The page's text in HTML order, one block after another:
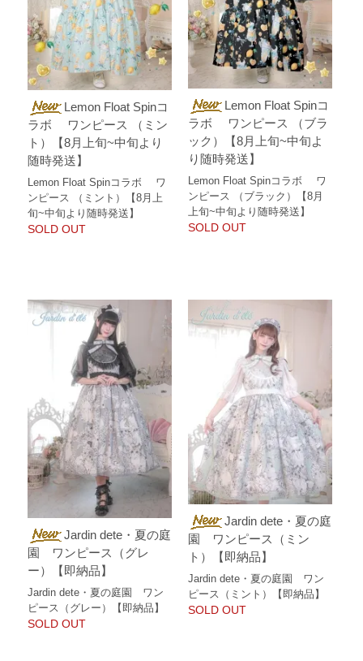
Lemon Float Spinコ
ラボ ワンピース （ミン
ト）【8月上旬~中旬より
随時発送】
Lemon Float Spinコラボ ワ
ンピース （ミント）【8月上
旬~中旬より随時発送】
SOLD OUT
Lemon Float Spinコ
ラボ ワンピース （ブラ
ック）【8月上旬~中旬よ
り随時発送】
Lemon Float Spinコラボ ワ
ンピース （ブラック）【8月
上旬~中旬より随時発送】
SOLD OUT
Jardin dete・夏の庭
園 ワンピース（グレ
ー）【即納品】
Jardin dete・夏の庭園 ワン
ピース（グレー）【即納品】
SOLD OUT
Jardin dete・夏の庭
園 ワンピース（ミン
ト）【即納品】
Jardin dete・夏の庭園 ワン
ピース（ミント）【即納品】
SOLD OUT